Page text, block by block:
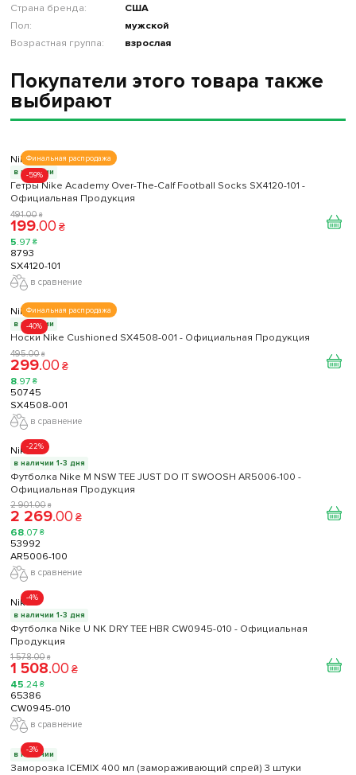
Страна бренда:
США
Пол:
мужской
Возрастная группа:
взрослая
Покупатели этого товара также
выбирают
Финальная распродажа
-59%
Nike
в наличии
Гетры Nike Academy Over-The-Calf Football Socks SX4120-101 -
Официальная Продукция
491.00 ₴
199.00 ₴
5.97 ₴
8793
SX4120-101
в сравнение
Финальная распродажа
-40%
Nike
в наличии
Носки Nike Cushioned SX4508-001 - Официальная Продукция
495.00 ₴
299.00 ₴
8.97 ₴
50745
SX4508-001
в сравнение
-22%
Nike
в наличии 1-3 дня
Футболка Nike M NSW TEE JUST DO IT SWOOSH AR5006-100 -
Официальная Продукция
2 901.00 ₴
2 269.00 ₴
68.07 ₴
53992
AR5006-100
в сравнение
-4%
Nike
в наличии 1-3 дня
Футболка Nike U NK DRY TEE HBR CW0945-010 - Официальная
Продукция
1 578.00 ₴
1 508.00 ₴
45.24₴
65386
CW0945-010
в сравнение
-3%
в наличии
Заморозка ICEMIX 400 мл (замораживающий спрей) 3 штуки